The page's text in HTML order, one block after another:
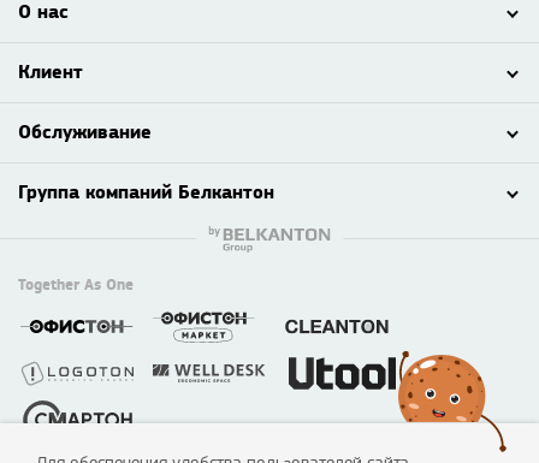
О нас
Клиент
Обслуживание
Группа компаний Белкантон
Together As One